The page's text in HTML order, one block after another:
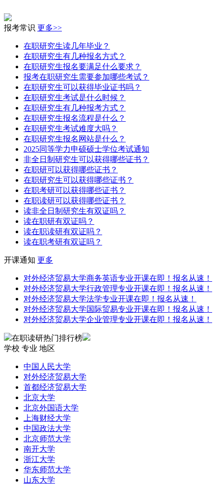
报考常识 更多>>
在职研究生读几年毕业？
在职研究生有几种报名方式？
在职研究生报名要满足什么要求？
报考在职研究生需要参加哪些考试？
在职研究生可以获得毕业证书吗？
在职研究生考试是什么时候？
在职研究生有几种报考方式？
在职研究生报名流程是什么？
在职研究生考试难度大吗？
在职研究生报名网站是什么？
2025同等学力申硕硕士学位考试通知
非全日制研究生可以获得哪些证书？
在职研可以获得哪些证书？
在职研究生可以获得哪些证书？
在职考研可以获得哪些证书？
在职读研可以获得哪些证书？
读非全日制研究生有双证吗？
读在职研有双证吗？
读在职读研有双证吗？
读在职考研有双证吗？
开课通知 更多
对外经济贸易大学商务英语专业开课在即！报名从速！
对外经济贸易大学行政管理专业开课在即！报名从速！
对外经济贸易大学法学专业开课在即！报名从速！
对外经济贸易大学国际贸易专业开课在即！报名从速！
对外经济贸易大学企业管理专业开课在即！报名从速！
在职读研热门排行榜
学校 专业 地区
中国人民大学
对外经济贸易大学
首都经济贸易大学
北京大学
北京外国语大学
上海财经大学
中国政法大学
北京师范大学
南开大学
浙江大学
华东师范大学
山东大学